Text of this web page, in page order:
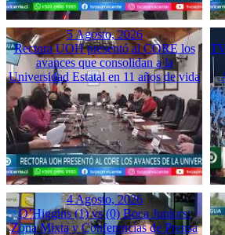
5 Agosto, 2026
Rectora UOH presentó al CORE los
avances que consolidan a la
Universidad Estatal en 11 años de vida
4 Agosto, 2026
O’Higgins (1) vs (0) Boca Juniors:
Zona Mixta y Conferencias de Prensa